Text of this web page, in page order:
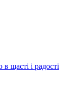
щасті і радості